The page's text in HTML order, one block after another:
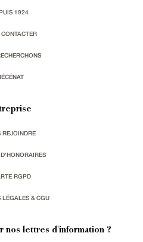
1924
REJOINDRE
RGPD
LÉGALES & CGU
nos lettres d'information ?